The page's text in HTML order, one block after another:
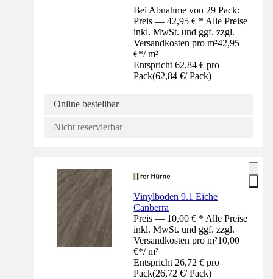
Bei Abnahme von 29 Pack:
Preis — 42,95 € * Alle Preise
inkl. MwSt. und ggf. zzgl.
Versandkosten pro m²42,95
€*/ m²
Entspricht 62,84 € pro
Pack(62,84 €/ Pack)
Online bestellbar
Nicht reservierbar
Vinylboden 9.1 Eiche
Canberra
Preis — 10,00 € * Alle Preise
inkl. MwSt. und ggf. zzgl.
Versandkosten pro m²10,00
€*/ m²
Entspricht 26,72 € pro
Pack(26,72 €/ Pack)